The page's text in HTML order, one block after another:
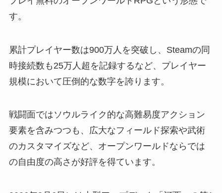
す。
累計プレイヤー数は900万人を突破し、Steamの同
時接続数も25万人超を記録するなど、プレイヤー
規模において圧倒的な数字を誇ります。
戦闘面ではソウルライク的な高難易度アクション
要素を含みつつも、広大なフィールド探索や武術
のカスタマイズなど、オープンワールドならでは
の自由度の高さが好評を得ています。